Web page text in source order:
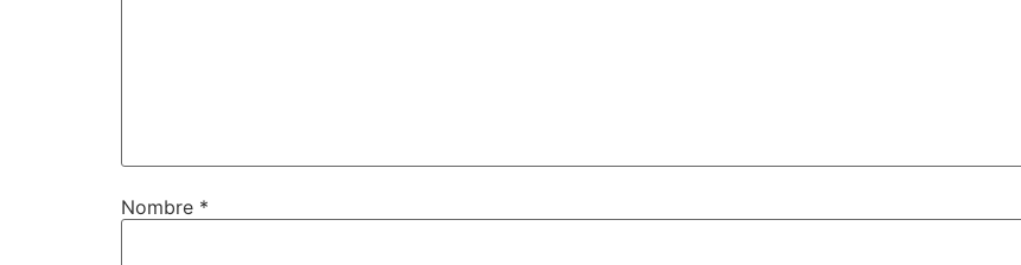
Nombre *